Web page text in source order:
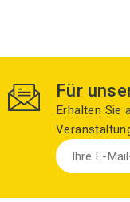
Für
Erhalten Sie